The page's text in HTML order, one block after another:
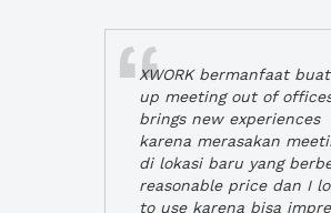
XWORK bermanfaat
up meeting out of
brings new experiences
karena merasakan
di lokasi baru yang
reasonable price dan I
to use karena bisa